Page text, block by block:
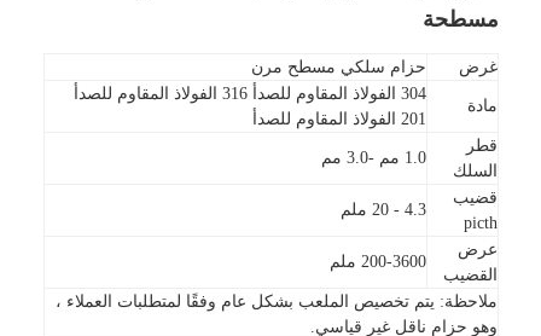
مسطحة
غرض حزام سلكي مسطح مرن
مادة
304 الفولاذ المقاوم للصدأ 316 الفولاذ المقاوم للصدأ
201 الفولاذ المقاوم للصدأ
قطر
السلك
1.0 مم -3.0 مم
قضيب
picth
4.3 - 20 ملم
عرض
القضيب
200-3600 ملم
ملاحظة: يتم تخصيص الملعب بشكل عام وفقًا لمتطلبات العملاء ،
وهو حزام ناقل غير قياسي.